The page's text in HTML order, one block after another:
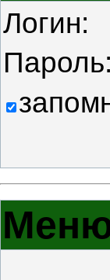
Логин:
Пароль: